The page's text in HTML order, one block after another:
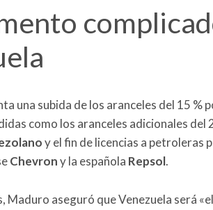
una subida de los aranceles del 15 %
como los aranceles adicionales del
y el fin de licencias a petroleras
Chevrony la española Repsol.
Maduro aseguró que Venezuela será